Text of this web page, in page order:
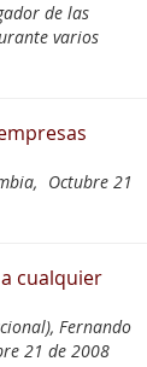
de las
varios
Octubre 21
cualquier
Fernando
21 de 2008